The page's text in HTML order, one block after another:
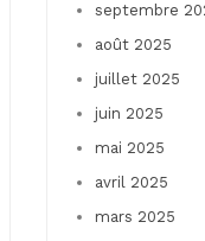
septembre
août 2025
juillet 2025
juin 2025
mai 2025
avril 2025
mars 2025